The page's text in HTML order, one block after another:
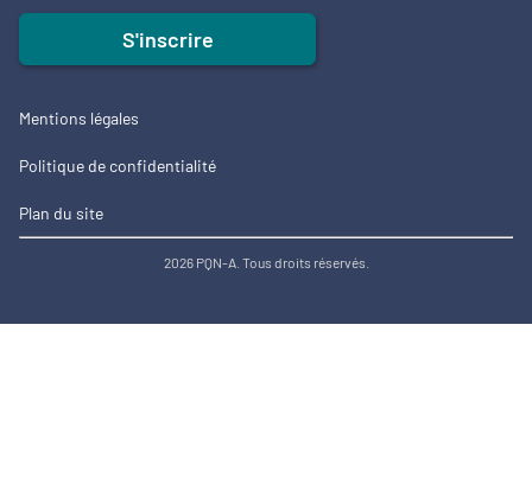
S'inscrire
Mentions légales
Politique de confidentialité
Plan du site
2026 PQN-A. Tous droits réservés.